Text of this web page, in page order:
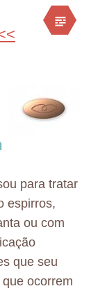
para tratar
espirros,
ou com
que seu
ocorrem